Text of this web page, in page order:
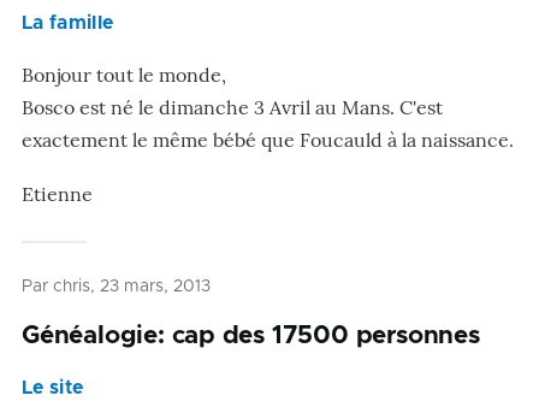
La famille
Bonjour tout le monde,
Bosco est né le dimanche 3 Avril au Mans. C'est
exactement le même bébé que Foucauld à la naissance.
Etienne
Par chris, 23 mars, 2013
Généalogie: cap des 17500 personnes
Le site